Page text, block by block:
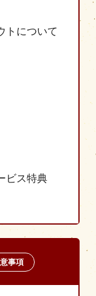
トについて
ビス特典
事項